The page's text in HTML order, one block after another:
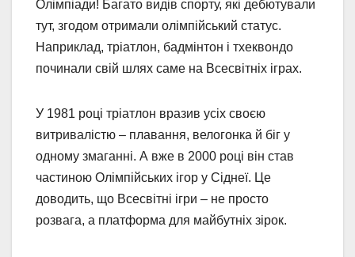
Олімпіади! Багато видів спорту, які дебютували
тут, згодом отримали олімпійський статус.
Наприклад, тріатлон, бадмінтон і тхеквондо
починали свій шлях саме на Всесвітніх іграх.
У 1981 році тріатлон вразив усіх своєю
витривалістю – плавання, велогонка й біг у
одному змаганні. А вже в 2000 році він став
частиною Олімпійських ігор у Сіднеї. Це
доводить, що Всесвітні ігри – не просто
розвага, а платформа для майбутніх зірок.